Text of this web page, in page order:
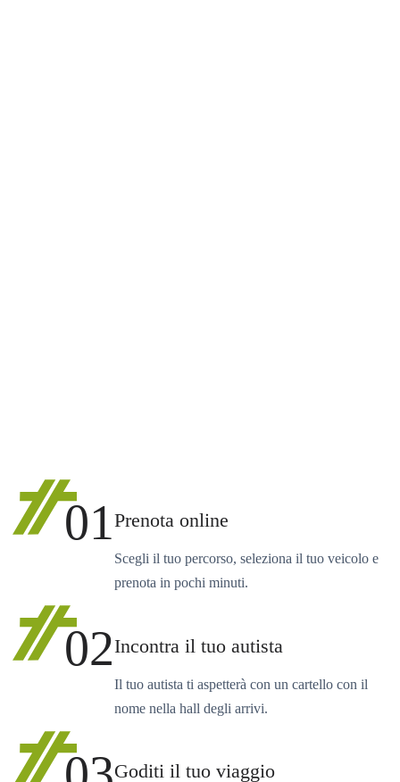
01Prenota online
Scegli il tuo percorso, seleziona il tuo veicolo e
prenota in pochi minuti.
02Incontra il tuo autista
Il tuo autista ti aspetterà con un cartello con il
nome nella hall degli arrivi.
Goditi il tuo viaggio